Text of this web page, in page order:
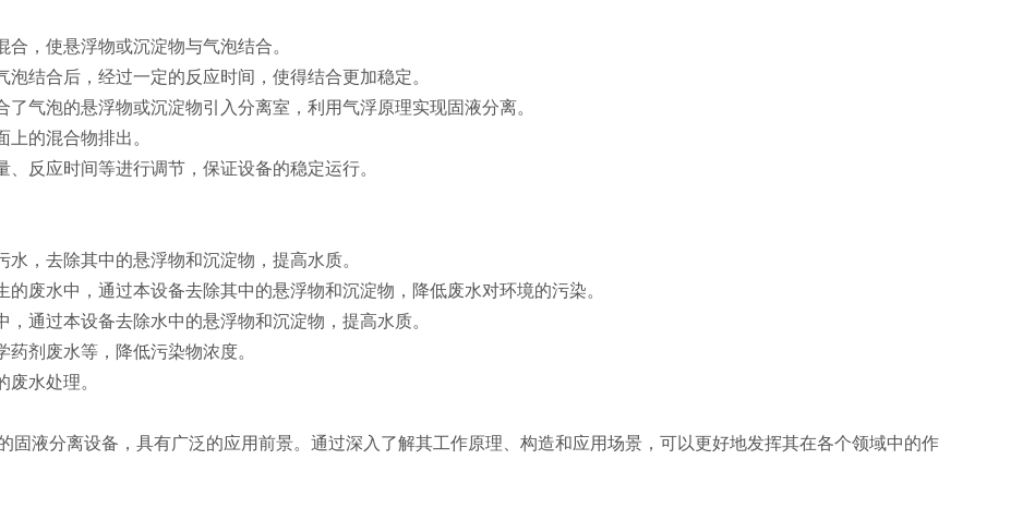
，使悬浮物或沉淀物与气泡结合。
合后，经过一定的反应时间，使得结合更加稳定。
泡的悬浮物或沉淀物引入分离室，利用气浮原理实现固液分离。
的混合物排出。
应时间等进行调节，保证设备的稳定运行。
，去除其中的悬浮物和沉淀物，提高水质。
水中，通过本设备去除其中的悬浮物和沉淀物，降低废水对环境的污染。
过本设备去除水中的悬浮物和沉淀物，提高水质。
剂废水等，降低污染物浓度。
水处理。
液分离设备，具有广泛的应用前景。通过深入了解其工作原理、构造和应用场景，可以更好地发挥其在各个领域中的作